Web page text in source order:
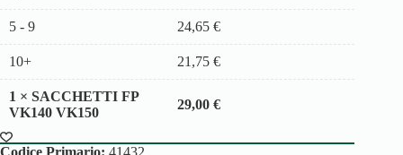
5 - 9 24,65€
10+ 21,75€
1 × SACCHETTI FP
VK140 VK150
29,00€
Codice Primario: 41432